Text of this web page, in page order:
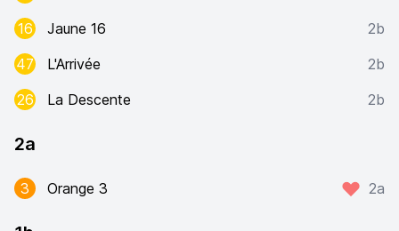
16
Jaune 16
2b
47
L'Arrivée
2b
26
La Descente 2b
2a
3 Orange 3 2a